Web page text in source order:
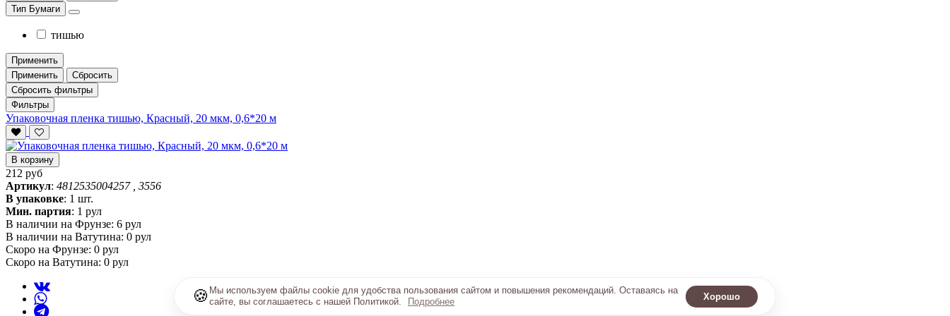
Тип Бумаги
тишью
Применить
Применить
Сбросить
Сбросить фильтры
Фильтры
Упаковочная пленка тишью, Красный, 20 мкм, 0,6*20 м
В корзину
212 руб
Артикул: 4812535004257 , 3556
В упаковке: 1 шт.
Мин. партия: 1 рул
В наличии на Фрунзе: 6 рул
В наличии на Ватутина: 0 рул
Скоро на Фрунзе: 0 рул
Скоро на Ватутина: 0 рул
🍪 Мы используем файлы cookie для удобства пользования сайтом и повышения рекомендаций. Оставаясь на
сайте, вы соглашаетесь с нашей Политикой.
Подробнее Хорошо